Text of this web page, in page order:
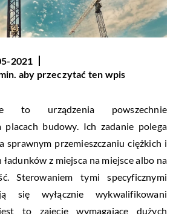
2021
aby przeczytać ten wpis
to urządzenia powszechnie
placach budowy. Ich zadanie polega
sprawnym przemieszczaniu ciężkich i
z miejsca na miejsce albo na
Sterowaniem tymi specyficznymi
się wyłącznie wykwalifikowani
to zajęcie wymagające dużych